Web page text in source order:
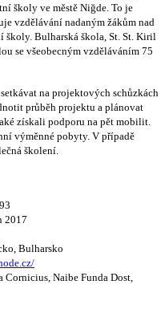
školy ve městě Niğde. To je
vzdělávání nadaným žákům nad
Bulharská škola, St. St. Kiril
se všeobecným vzděláváním 75
na projektových schůzkách
průběh projektu a plánovat
získali podporu na pět mobilit.
výměnné pobyty. V případě
školení.
2017
Bulharsko
Naibe Funda Dost,